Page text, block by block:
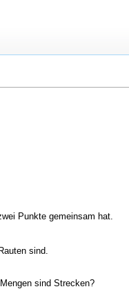
Punkte gemeinsam hat.
sind.
sind Strecken?